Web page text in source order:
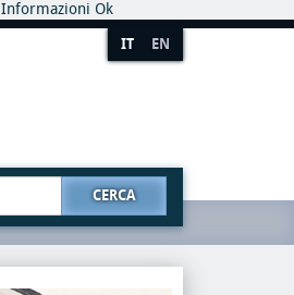
Informazioni Ok
IT EN
CERCA